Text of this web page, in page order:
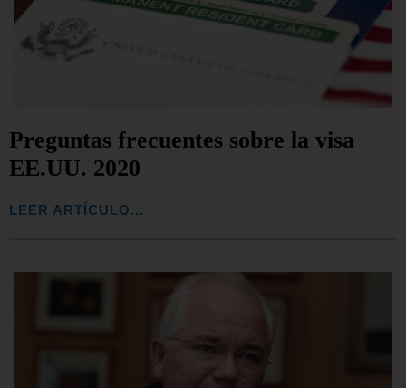
Preguntas frecuentes sobre la visa
EE.UU. 2020
LEER ARTÍCULO...